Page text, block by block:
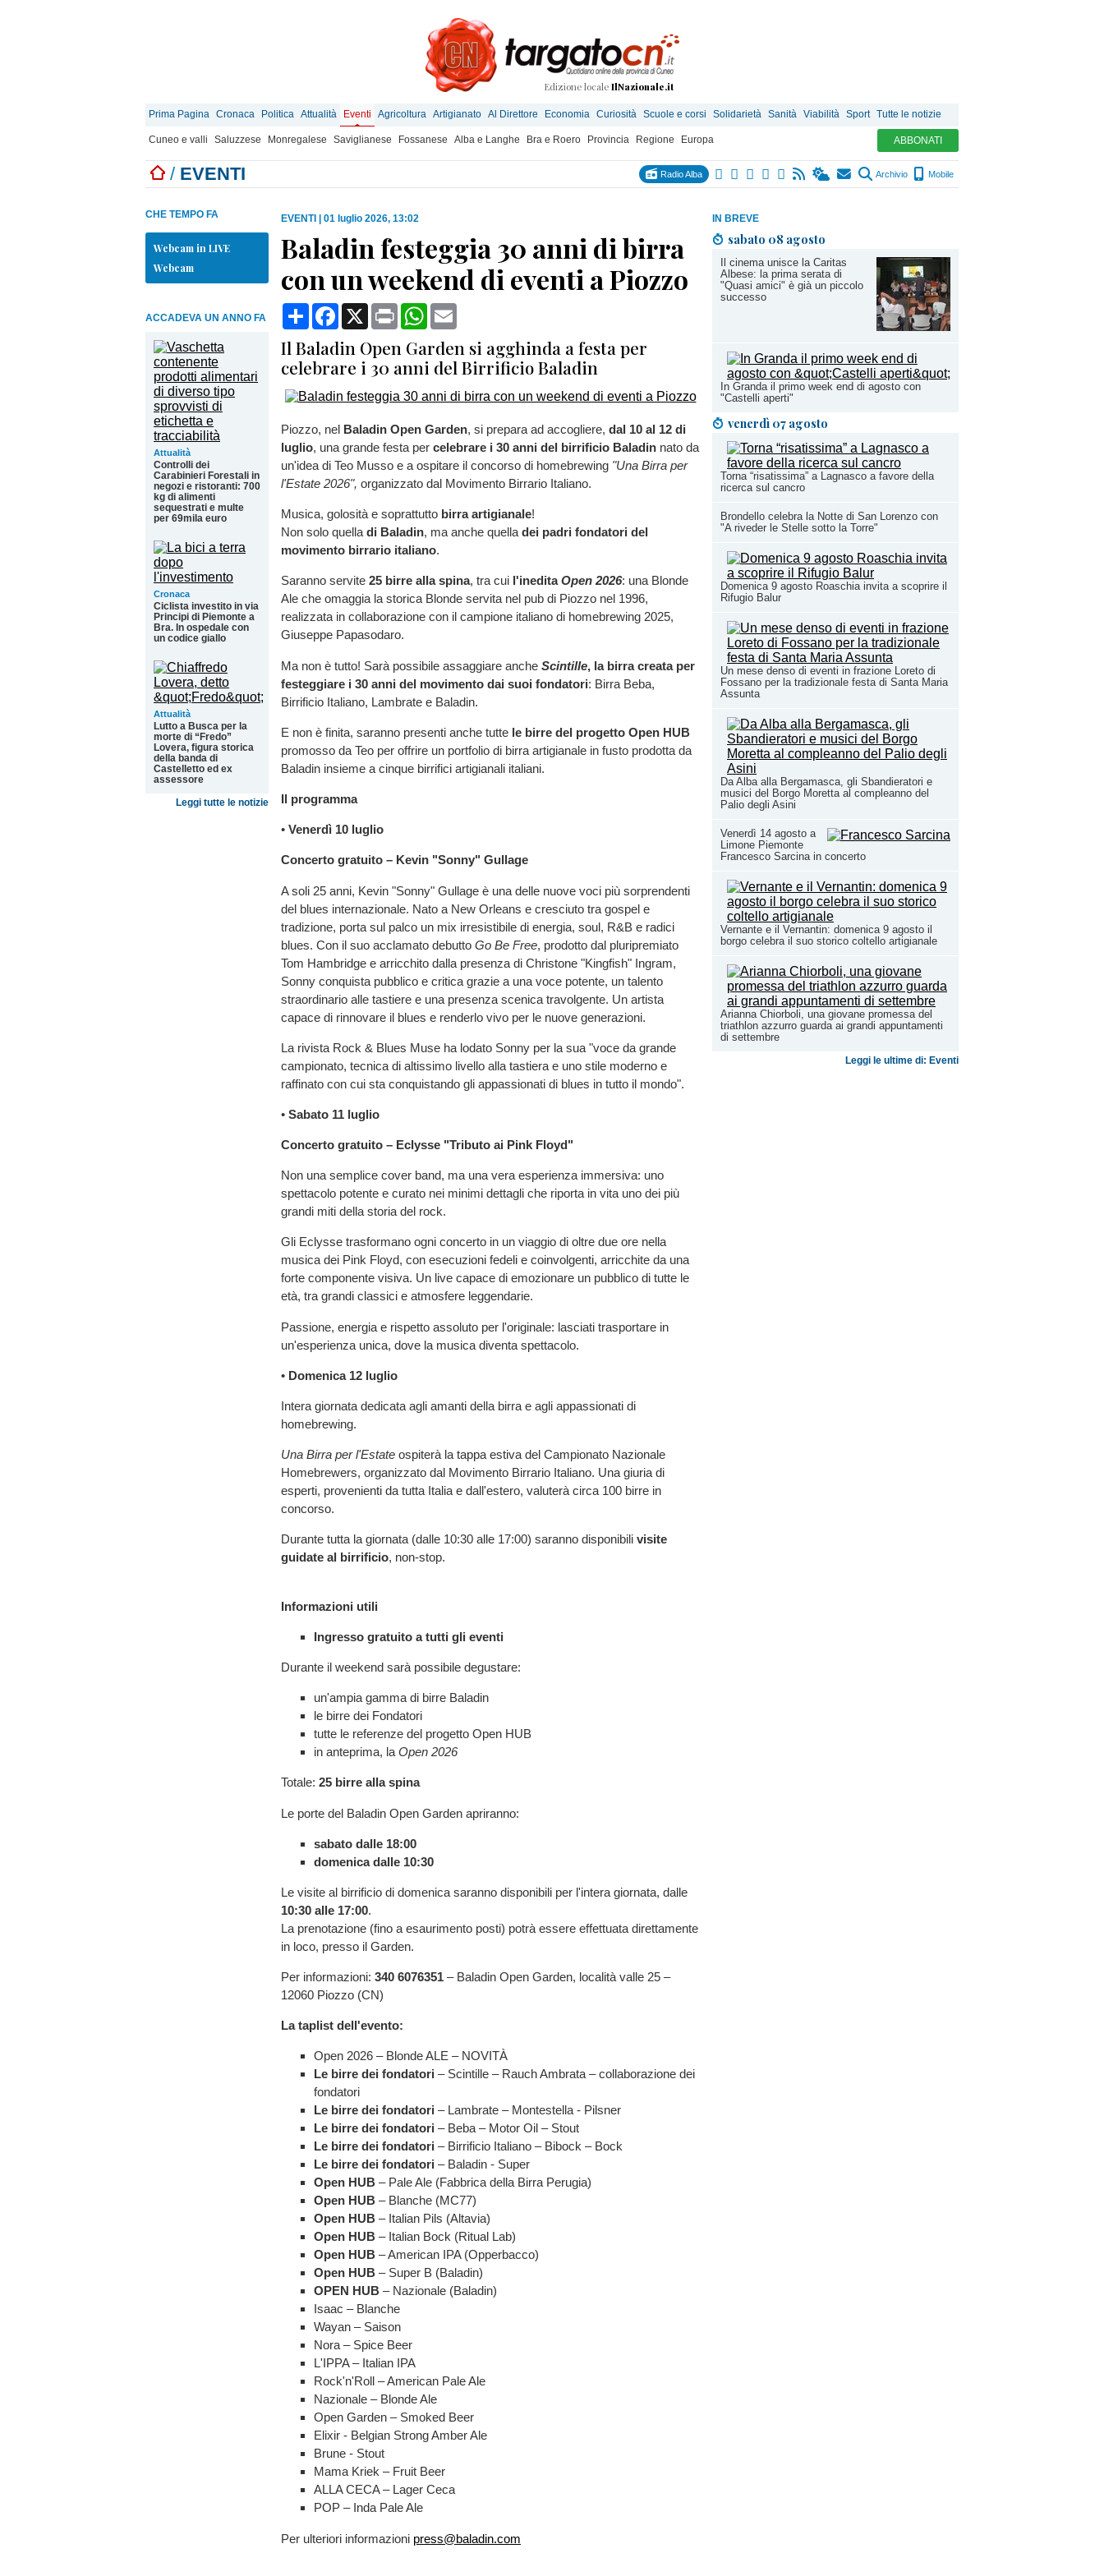
Edizione locale IlNazionale.it
Prima Pagina Cronaca Politica Attualità Eventi Agricoltura Artigianato Al Direttore Economia Curiosità Scuole e corsi Solidarietà Sanità Viabilità Sport Tutte le notizie
Cuneo e valli Saluzzese Monregalese Saviglianese Fossanese Alba e Langhe Bra e Roero Provincia Regione Europa ABBONATI
/ EVENTI Radio Alba Archivio Mobile
IN BREVE
sabato 08 agosto
Il cinema unisce la Caritas
Albese: la prima serata di
"Quasi amici" è già un piccolo
successo
In Granda il primo week end di agosto con
"Castelli aperti"
venerdì 07 agosto
Torna “risatissima” a Lagnasco a favore della
ricerca sul cancro
Brondello celebra la Notte di San Lorenzo con
"A riveder le Stelle sotto la Torre"
Domenica 9 agosto Roaschia invita a scoprire il
Rifugio Balur
Un mese denso di eventi in frazione Loreto di
Fossano per la tradizionale festa di Santa Maria
Assunta
Da Alba alla Bergamasca, gli Sbandieratori e
musici del Borgo Moretta al compleanno del
Palio degli Asini
Venerdì 14 agosto a
Limone Piemonte
Francesco Sarcina in concerto
Vernante e il Vernantin: domenica 9 agosto il
borgo celebra il suo storico coltello artigianale
Arianna Chiorboli, una giovane promessa del
triathlon azzurro guarda ai grandi appuntamenti
di settembre
Leggi le ultime di: Eventi
CHE TEMPO FA
Webcam in LIVE
Webcam
ACCADEVA UN ANNO FA
Attualità
Controlli dei
Carabinieri Forestali in
negozi e ristoranti: 700
kg di alimenti
sequestrati e multe
per 69mila euro
Cronaca
Ciclista investito in via
Principi di Piemonte a
Bra. In ospedale con
un codice giallo
Attualità
Lutto a Busca per la
morte di “Fredo”
Lovera, figura storica
della banda di
Castelletto ed ex
assessore
Leggi tutte le notizie
EVENTI 01 luglio 2026, 13:02
Baladin festeggia 30 anni di birra
con un weekend di eventi a Piozzo
CondividiFacebook
X Print WhatsApp
Il Baladin Open Garden si agghinda a festa per
celebrare i 30 anni del Birrificio Baladin
Piozzo, nel Baladin Open Garden, si prepara ad accogliere, dal 10 al 12 di
luglio, una grande festa per celebrare i 30 anni del birrificio Baladin nato da
un'idea di Teo Musso e a ospitare il concorso di homebrewing "Una Birra per
l'Estate 2026", organizzato dal Movimento Birrario Italiano.
Musica, golosità e soprattutto birra artigianale!
Non solo quella di Baladin, ma anche quella dei padri fondatori del
movimento birrario italiano.
Saranno servite 25 birre alla spina, tra cui l'ineditaOpen 2026: una Blonde
Ale che omaggia la storica Blonde servita nel pub di Piozzo nel 1996,
realizzata in collaborazione con il campione italiano di homebrewing 2025,
Giuseppe Papasodaro.
Ma non è tutto! Sarà possibile assaggiare anche Scintille, la birra creata per
festeggiare i 30 anni del movimento dai suoi fondatori: Birra Beba,
Birrificio Italiano, Lambrate e Baladin.
E non è finita, saranno presenti anche tutte le birre del progetto Open HUB
promosso da Teo per offrire un portfolio di birra artigianale in fusto prodotta da
Baladin insieme a cinque birrifici artigianali italiani.
Il programma
• Venerdì 10 luglio
Concerto gratuito – Kevin "Sonny" Gullage
A soli 25 anni, Kevin "Sonny" Gullage è una delle nuove voci più sorprendenti
del blues internazionale. Nato a New Orleans e cresciuto tra gospel e
tradizione, porta sul palco un mix irresistibile di energia, soul, R&B e radici
blues. Con il suo acclamato debutto Go Be Free, prodotto dal pluripremiato
Tom Hambridge e arricchito dalla presenza di Christone "Kingfish" Ingram,
Sonny conquista pubblico e critica grazie a una voce potente, un talento
straordinario alle tastiere e una presenza scenica travolgente. Un artista
capace di rinnovare il blues e renderlo vivo per le nuove generazioni.
La rivista Rock & Blues Muse ha lodato Sonny per la sua "voce da grande
campionato, tecnica di altissimo livello alla tastiera e uno stile moderno e
raffinato con cui sta conquistando gli appassionati di blues in tutto il mondo".
• Sabato 11 luglio
Concerto gratuito – Eclysse "Tributo ai Pink Floyd"
Non una semplice cover band, ma una vera esperienza immersiva: uno
spettacolo potente e curato nei minimi dettagli che riporta in vita uno dei più
grandi miti della storia del rock.
Gli Eclysse trasformano ogni concerto in un viaggio di oltre due ore nella
musica dei Pink Floyd, con esecuzioni fedeli e coinvolgenti, arricchite da una
forte componente visiva. Un live capace di emozionare un pubblico di tutte le
età, tra grandi classici e atmosfere leggendarie.
Passione, energia e rispetto assoluto per l'originale: lasciati trasportare in
un'esperienza unica, dove la musica diventa spettacolo.
• Domenica 12 luglio
Intera giornata dedicata agli amanti della birra e agli appassionati di
homebrewing.
Una Birra per l'Estate ospiterà la tappa estiva del Campionato Nazionale
Homebrewers, organizzato dal Movimento Birrario Italiano. Una giuria di
esperti, provenienti da tutta Italia e dall'estero, valuterà circa 100 birre in
concorso.
Durante tutta la giornata (dalle 10:30 alle 17:00) saranno disponibili visite
guidate al birrificio, non-stop.
Informazioni utili
Ingresso gratuito a tutti gli eventi
Durante il weekend sarà possibile degustare:
un'ampia gamma di birre Baladin
le birre dei Fondatori
tutte le referenze del progetto Open HUB
in anteprima, la Open 2026
Totale: 25 birre alla spina
Le porte del Baladin Open Garden apriranno:
sabato dalle 18:00
domenica dalle 10:30
Le visite al birrificio di domenica saranno disponibili per l'intera giornata, dalle
10:30 alle 17:00.
La prenotazione (fino a esaurimento posti) potrà essere effettuata direttamente
in loco, presso il Garden.
Per informazioni: 340 6076351 – Baladin Open Garden, località valle 25 –
12060 Piozzo (CN)
La taplist dell'evento:
Open 2026 – Blonde ALE – NOVITÀ
Le birre dei fondatori – Scintille – Rauch Ambrata – collaborazione dei
fondatori
Le birre dei fondatori – Lambrate – Montestella - Pilsner
Le birre dei fondatori – Beba – Motor Oil – Stout
Le birre dei fondatori – Birrificio Italiano – Bibock – Bock
Le birre dei fondatori – Baladin - Super
Open HUB – Pale Ale (Fabbrica della Birra Perugia)
Open HUB – Blanche (MC77)
Open HUB – Italian Pils (Altavia)
Open HUB – Italian Bock (Ritual Lab)
Open HUB – American IPA (Opperbacco)
Open HUB – Super B (Baladin)
OPEN HUB – Nazionale (Baladin)
Isaac – Blanche
Wayan – Saison
Nora – Spice Beer
L'IPPA – Italian IPA
Rock'n'Roll – American Pale Ale
Nazionale – Blonde Ale
Open Garden – Smoked Beer
Elixir - Belgian Strong Amber Ale
Brune - Stout
Mama Kriek – Fruit Beer
ALLA CECA – Lager Ceca
POP – Inda Pale Ale
Per ulteriori informazioni press@baladin.com